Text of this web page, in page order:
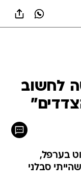
לחשוב
בערפל,
סבלני